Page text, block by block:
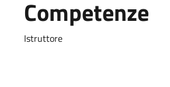
Competenze
Istruttore